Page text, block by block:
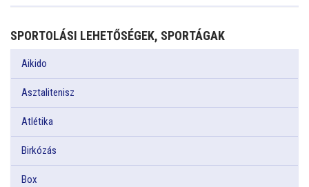
SPORTOLÁSI LEHETŐSÉGEK, SPORTÁGAK
Aikido
Asztalitenisz
Atlétika
Birkózás
Box